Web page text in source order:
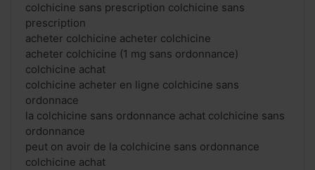
colchicine sans prescription colchicine sans
prescription
acheter colchicine acheter colchicine
acheter colchicine (1 mg sans ordonnance)
colchicine achat
colchicine acheter en ligne colchicine sans
ordonnace
la colchicine sans ordonnance achat colchicine sans
ordonnance
peut on avoir de la colchicine sans ordonnance
colchicine achat